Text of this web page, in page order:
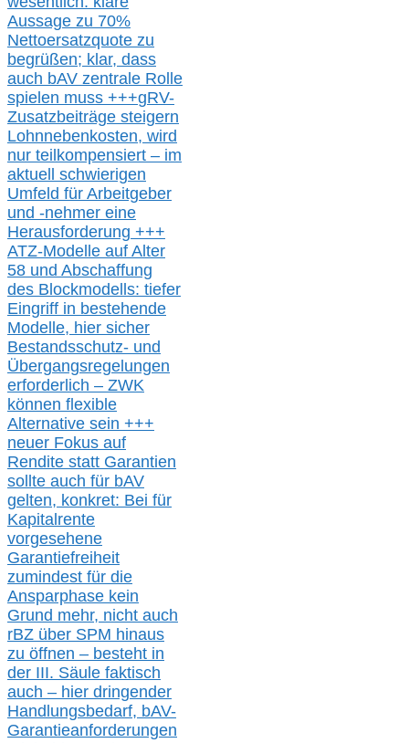
Aussage zu 70%
Nettoersatzquote zu
begrüßen; klar, dass
auch bAV zentrale Rolle
spielen muss +++gRV-
Zusatzbeiträge steigern
Lohnnebenkosten, wird
nur teilkompensiert – im
aktuell schwierigen
Umfeld für Arbeitgeber
und -nehmer eine
Herausforderung +++
ATZ-Modelle auf Alter
58 und Abschaffung
des Blockmodells: tiefer
Eingriff in bestehende
Modelle, hier sicher
Bestandsschutz- und
Übergangsregelungen
erforderlich – ZWK
können flexible
Alternative sein +++
neuer Fokus auf
Rendite statt Garantien
sollte auch für bAV
gelten, konkret: Bei für
Kapitalrente
vorgesehene
Garantiefreiheit
zumindest für die
Ansparphase kein
Grund mehr, nicht auch
rBZ über SPM hinaus
zu öffnen – besteht in
der III. Säule faktisch
auch – hier dringender
Handlungsbedarf, bAV-
Garantieanforderungen